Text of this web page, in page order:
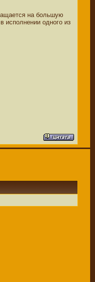
на большую
исполнении одного из